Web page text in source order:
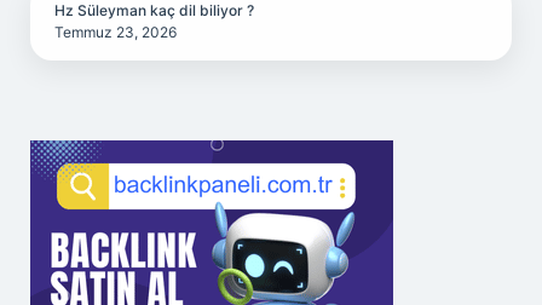
Hz Süleyman kaç dil biliyor ?
Temmuz 23, 2026